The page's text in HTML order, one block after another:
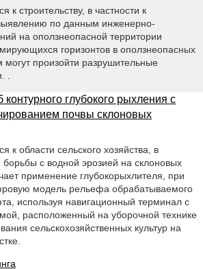
к строительству, в частности к
по данным инженерно-
на оползнеопасной территории
горизонтов в оползнеопасных
могут произойти разрушительные
.
контурного глубокого рыхления с
почвы склоновых
к области сельского хозяйства, в
борьбы с водной эрозией на склоновых
применение глубокорыхлителя, при
модель рельефа обрабатываемого
используя навигационный терминал с
расположенный на уборочной технике
сельскохозяйственных культур на